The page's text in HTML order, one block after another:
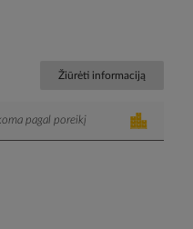
Žiūrėti informaciją
pagal poreikį